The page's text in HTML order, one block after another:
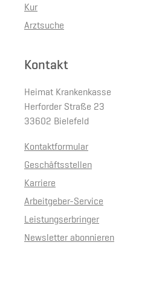
Kur
Arztsuche
Kontakt
Heimat Krankenkasse
Herforder Straße 23
33602 Bielefeld
Kontaktformular
Geschäftsstellen
Karriere
Arbeitgeber-Service
Leistungserbringer
Newsletter abonnieren